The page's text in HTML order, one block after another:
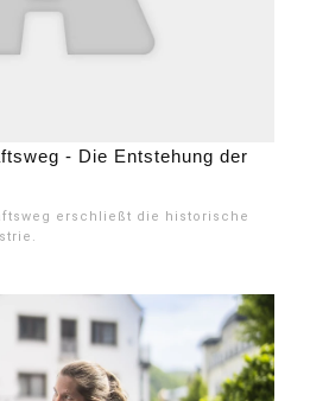
- Die Entstehung der
erschließt die historische